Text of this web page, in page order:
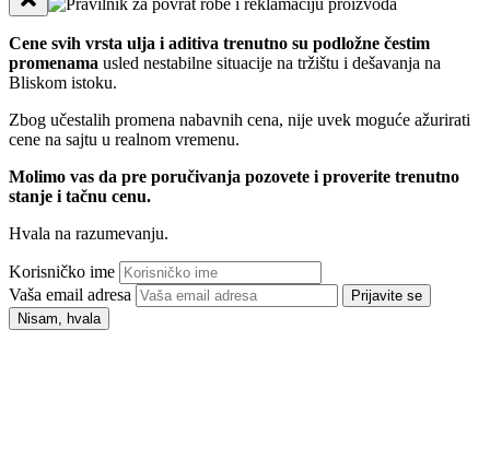
Cene svih vrsta ulja i aditiva trenutno su podložne čestim
promenama usled nestabilne situacije na tržištu i dešavanja na
Bliskom istoku.
Zbog učestalih promena nabavnih cena, nije uvek moguće ažurirati
cene na sajtu u realnom vremenu.
Molimo vas da pre poručivanja pozovete i proverite trenutno
stanje i tačnu cenu.
Hvala na razumevanju.
Korisničko ime
Vaša email adresa
Prijavite se
Nisam, hvala